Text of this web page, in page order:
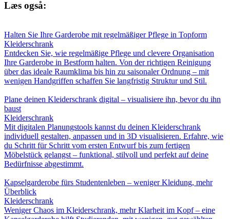
Læs også:
Halten Sie Ihre Garderobe mit regelmäßiger Pflege in Topform
Kleiderschrank
Entdecken Sie, wie regelmäßige Pflege und clevere Organisation
Ihre Garderobe in Bestform halten. Von der richtigen Reinigung
über das ideale Raumklima bis hin zu saisonaler Ordnung – mit
wenigen Handgriffen schaffen Sie langfristig Struktur und Stil.
Plane deinen Kleiderschrank digital – visualisiere ihn, bevor du ihn
baust
Kleiderschrank
Mit digitalen Planungstools kannst du deinen Kleiderschrank
individuell gestalten, anpassen und in 3D visualisieren. Erfahre, wie
du Schritt für Schritt vom ersten Entwurf bis zum fertigen
Möbelstück gelangst – funktional, stilvoll und perfekt auf deine
Bedürfnisse abgestimmt.
Kapselgarderobe fürs Studentenleben – weniger Kleidung, mehr
Überblick
Kleiderschrank
Weniger Chaos im Kleiderschrank, mehr Klarheit im Kopf – eine